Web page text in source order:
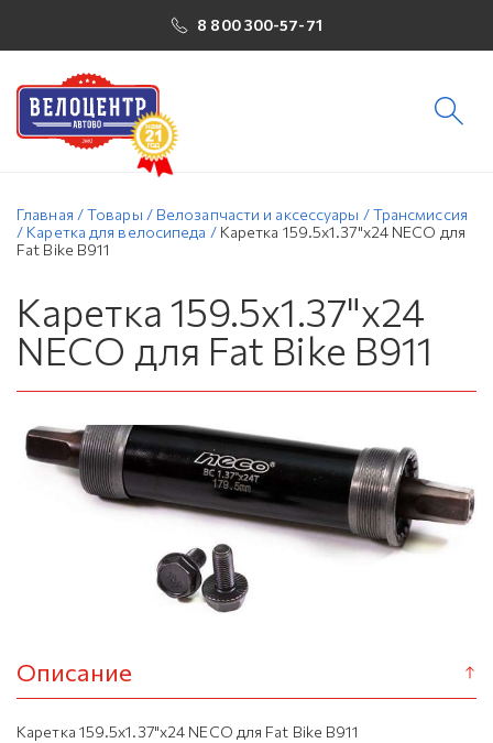
8 800 300-57-71
Главная /Товары / Велозапчасти и аксессуары /Трансмиссия
/ Каретка для велосипеда / Каретка 159.5х1.37"х24 NECO для
Fat Bike B911
Каретка 159.5х1.37"х24
NECO для Fat Bike B911
Описание
Каретка 159.5х1.37"х24 NECO для Fat Bike B911